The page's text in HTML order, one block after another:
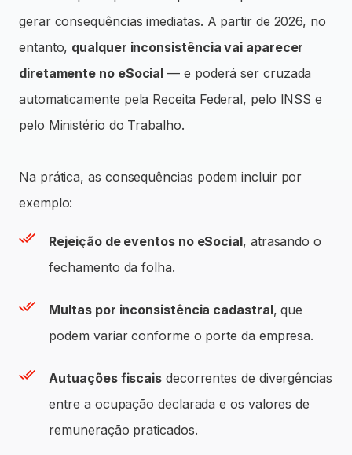
gerar consequências imediatas. A partir de 2026, no
entanto, qualquer inconsistência vai aparecer
diretamente no eSocial — e poderá ser cruzada
automaticamente pela Receita Federal, pelo INSS e
pelo Ministério do Trabalho.
Na prática, as consequências podem incluir por
exemplo:
Rejeição de eventos no eSocial, atrasando o
fechamento da folha.
Multas por inconsistência cadastral, que
podem variar conforme o porte da empresa.
Autuações fiscais decorrentes de divergências
entre a ocupação declarada e os valores de
remuneração praticados.